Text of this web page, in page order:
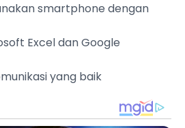
smartphone dengan
Excel dan Google
yang baik